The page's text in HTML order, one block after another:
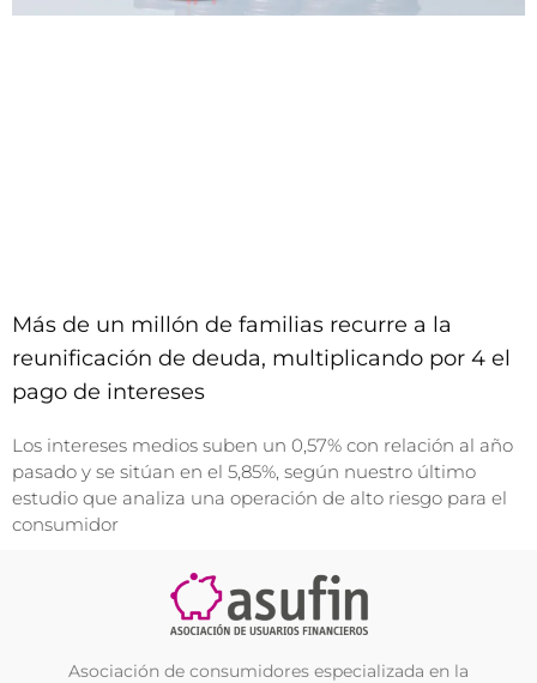
Más de un millón de familias recurre a la
reunificación de deuda, multiplicando por 4 el
pago de intereses
Los intereses medios suben un 0,57% con relación al año
pasado y se sitúan en el 5,85%, según nuestro último
estudio que analiza una operación de alto riesgo para el
consumidor
Asociación de consumidores especializada en la